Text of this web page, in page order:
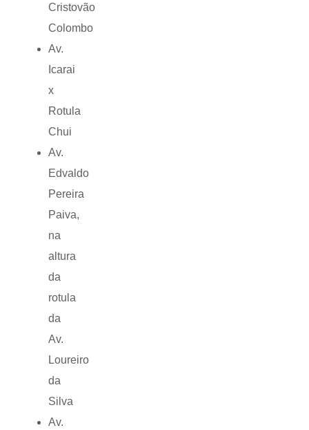
Cristovão
Colombo
Av.
Icarai
x
Rotula
Chui
Av.
Edvaldo
Pereira
Paiva,
na
altura
da
rotula
da
Av.
Loureiro
da
Silva
Av.